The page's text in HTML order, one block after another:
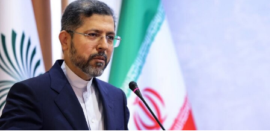
خرید موتور ایمپلنت